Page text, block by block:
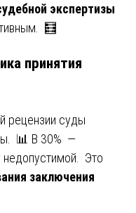
экспертизы
🧮
принятия
рецензии суды
📊 В 30% —
недопустимой. Это
заключения